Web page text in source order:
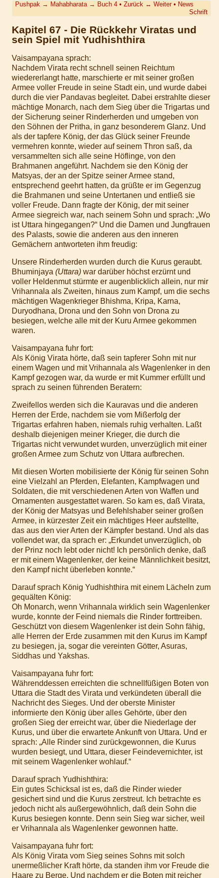
Pushpak → Mahabharata → Buch 4 •Zurück ↔ Weiter• News
Schrift
Kapitel 67 - Die Rückkehr Viratas und
sein Spiel mit Yudhishthira
Vaisampayana sprach:
Nachdem Virata recht schnell seinen Reichtum
wiedererlangt hatte, marschierte er mit seiner großen
Armee voller Freude in seine Stadt ein, und wurde dabei
durch die vier Pandavas begleitet. Dabei erstrahlte dieser
mächtige Monarch, nach dem Sieg über die Trigartas und
der Sicherung seiner Rinderherden und umgeben von
den Söhnen der Pritha, in ganz besonderem Glanz. Und
als der tapfere König, der das Glück seiner Freunde
vermehren konnte, wieder auf seinem Thron saß, da
versammelten sich alle seine Höflinge, von den
Brahmanen angeführt. Nachdem sie den König der
Matsyas, der an der Spitze seiner Armee stand,
entsprechend geehrt hatten, da grüßte er im Gegenzug
die Brahmanen und seine Untertanen und entließ sie
voller Freude. Dann fragte der König, der mit seiner
Armee siegreich war, nach seinem Sohn und sprach: „Wo
ist Uttara hingegangen?“ Und die Damen und Jungfrauen
des Palasts, sowie die anderen aus den inneren
Gemächern antworteten ihm freudig:
Unsere Rinderherden wurden durch die Kurus geraubt.
Bhuminjaya (Uttara) war darüber höchst erzürnt und
voller Heldenmut stürmte er augenblicklich allein, nur mir
Vrihannala als Zweiten, hinaus zum Kampf, um die sechs
mächtigen Wagenkrieger Bhishma, Kripa, Karna,
Duryodhana, Drona und den Sohn von Drona zu
besiegen, welche alle mit der Kuru Armee gekommen
waren.
Vaisampayana fuhr fort:
Als König Virata hörte, daß sein tapferer Sohn mit nur
einem Wagen und mit Vrihannala als Wagenlenker in den
Kampf gezogen war, da wurde er mit Kummer erfüllt und
sprach zu seinen führenden Beratern:
Zweifellos werden sich die Kauravas und die anderen
Herren der Erde, nachdem sie vom Mißerfolg der
Trigartas erfahren haben, niemals ruhig verhalten. Laßt
deshalb diejenigen meiner Krieger, die durch die
Trigartas nicht verwundet wurden, unverzüglich mit einer
großen Armee zum Schutz von Uttara aufbrechen.
Mit diesen Worten mobilisierte der König für seinen Sohn
eine Vielzahl an Pferden, Elefanten, Kampfwagen und
Soldaten, die mit verschiedenen Arten von Waffen und
Ornamenten ausgestattet waren. So kam es, daß Virata,
der König der Matsyas und Befehlshaber seiner großen
Armee, in kürzester Zeit ein mächtiges Heer aufstellte,
das aus den vier Arten der Kämpfer bestand. Und als das
vollendet war, da sprach er: „Erkundet unverzüglich, ob
der Prinz noch lebt oder nicht! Ich persönlich denke, daß
er mit einem Wagenlenker, der keine Männlichkeit besitzt,
den Kampf nicht überleben konnte.“
Darauf sprach König Yudhishthira mit einem Lächeln zum
gequälten König:
Oh Monarch, wenn Vrihannala wirklich sein Wagenlenker
wurde, konnte der Feind niemals die Rinder forttreiben.
Geschützt von diesem Wagenlenker ist dein Sohn fähig,
alle Herren der Erde zusammen mit den Kurus im Kampf
zu besiegen, ja, sogar die vereinten Götter, Asuras,
Siddhas und Yakshas.
Vaisampayana fuhr fort:
Währenddessen erreichten die schnellfüßigen Boten von
Uttara die Stadt des Virata und verkündeten überall die
Nachricht des Sieges. Und der oberste Minister
informierte den König über alles Gehörte, über den
großen Sieg der erreicht war, über die Niederlage der
Kurus, und über die erwartete Ankunft von Uttara. Und er
sprach: „Alle Rinder sind zurückgewonnen, die Kurus
wurden besiegt, und Uttara, dieser Feindevernichter, ist
mit seinem Wagenlenker wohlauf.“
Darauf sprach Yudhishthira:
Ein gutes Schicksal ist es, daß die Rinder wieder
gesichert sind und die Kurus zerstreut. Ich betrachte es
jedoch nicht als außergewöhnlich, daß dein Sohn die
Kurus besiegen konnte. Denn sein Sieg war sicher, weil
er Vrihannala als Wagenlenker gewonnen hatte.
Vaisampayana fuhr fort:
Als König Virata vom Sieg seines Sohns mit solch
unermeßlicher Kraft hörte, da standen ihm vor Freude die
Haare zu Berge. Und nachdem er die Boten mit reicher